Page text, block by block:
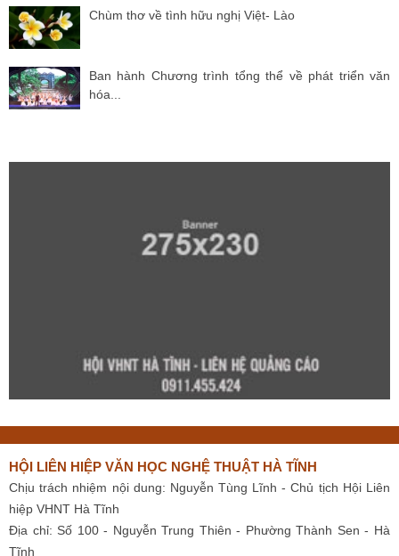
Chùm thơ về tình hữu nghị Việt- Lào
Ban hành Chương trình tổng thể về phát triển văn
hóa...
HỘI LIÊN HIỆP VĂN HỌC NGHỆ THUẬT HÀ TĨNH
Chịu trách nhiệm nội dung: Nguyễn Tùng Lĩnh - Chủ tịch Hội Liên
hiệp VHNT Hà Tĩnh
Địa chỉ: Số 100 - Nguyễn Trung Thiên - Phường Thành Sen - Hà
Tĩnh